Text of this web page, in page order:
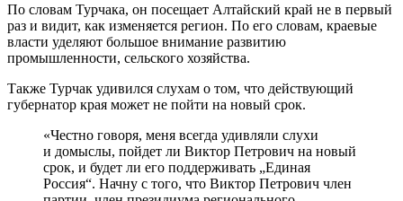
По словам Турчака, он посещает Алтайский край не в первый
раз и видит, как изменяется регион. По его словам, краевые
власти уделяют большое внимание развитию
промышленности, сельского хозяйства.
Также Турчак удивился слухам о том, что действующий
губернатор края может не пойти на новый срок.
«Честно говоря, меня всегда удивляли слухи
и домыслы, пойдет ли Виктор Петрович на новый
срок, и будет ли его поддерживать „Единая
Россия“. Начну с того, что Виктор Петрович член